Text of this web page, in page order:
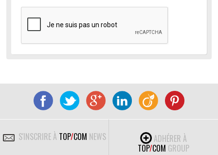
S'INSCRIRE À TOP/COM NEWS
ADHÉRER À
TOP/COM GROUP